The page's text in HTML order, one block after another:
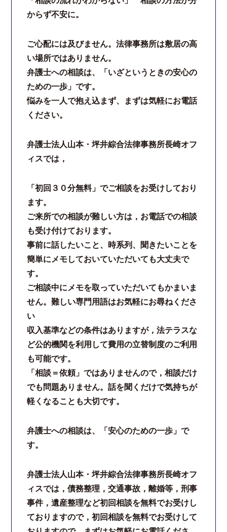
からず不安に。
ご心配には及びません。法律事務所は敷居の高
い場所ではありません。
弁護士への相談は、「いざというときの安心の
ための一歩」です。
悩みを一人で抱え込まず、まずは気軽にお電話
ください。
弁護士法人山本・坪井綜合法律事務所長崎オフ
ィスでは，
「初回３０分無料」でご相談をお受けしており
ます。
ご来所での相談が難しい方は，お電話での相談
も受け付けております。
事前に話したいこと、時系列、聞きたいことを
簡単にメモしておいていただいても大丈夫で
す。
ご相談中にメモを取っていただいてもかまいま
せん。難しい専門用語はお気軽にお尋ねくださ
い
収入基準などの条件はありますが，法テラスな
ど公的機関を利用して費用の立替制度のご利用
も可能です。
「相談＝依頼」ではありませんので，相談だけ
でも問題ありません。話を聞くだけで気持ちが
軽くなることも大切です。
弁護士への相談は、「安心のための一歩」で
す。
弁護士法人山本・坪井綜合法律事務所長崎オフ
ィスでは，債務整理，交通事故，離婚等，刑事
事件，遺産整理など初回相談を無料でお受けし
ておりますので，初回相談を無料でお受けして